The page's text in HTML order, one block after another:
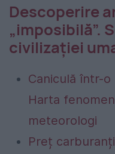
Descoperire
„imposibilă”.
civilizației
Caniculă într-
Harta
meteorologi
Preț